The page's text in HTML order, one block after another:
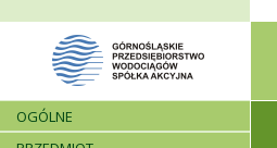
OGÓLNE